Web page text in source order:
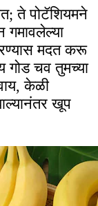
ते पोटॅशियमने
मदत करू
गोड चव तुमच्या
केळी
खूप